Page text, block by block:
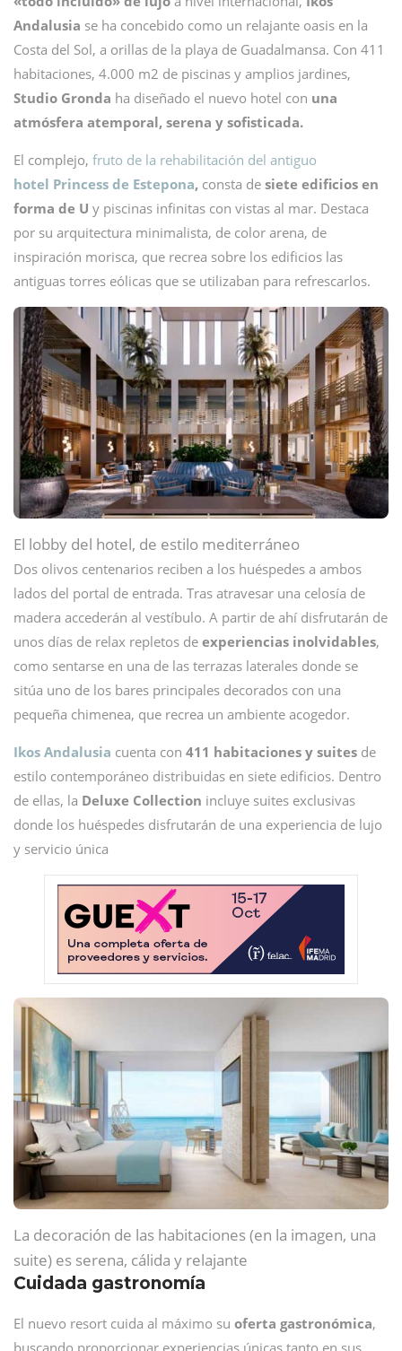
Andalusia se ha concebido como un relajante oasis en la
Costa del Sol, a orillas de la playa de Guadalmansa. Con 411
habitaciones, 4.000 m2 de piscinas y amplios jardines,
Studio Gronda ha diseñado el nuevo hotel con una
atmósfera atemporal, serena y sofisticada.
El complejo, fruto de la rehabilitación del antiguo
hotel Princess de Estepona, consta de siete edificios en
forma de U y piscinas infinitas con vistas al mar. Destaca
por su arquitectura minimalista, de color arena, de
inspiración morisca, que recrea sobre los edificios las
antiguas torres eólicas que se utilizaban para refrescarlos.
El lobby del hotel, de estilo mediterráneo
Dos olivos centenarios reciben a los huéspedes a ambos
lados del portal de entrada. Tras atravesar una celosía de
madera accederán al vestíbulo. A partir de ahí disfrutarán de
unos días de relax repletos de experiencias inolvidables,
como sentarse en una de las terrazas laterales donde se
sitúa uno de los bares principales decorados con una
pequeña chimenea, que recrea un ambiente acogedor.
Ikos Andalusia cuenta con 411 habitaciones y suites de
estilo contemporáneo distribuidas en siete edificios. Dentro
de ellas, la Deluxe Collection incluye suites exclusivas
donde los huéspedes disfrutarán de una experiencia de lujo
y servicio única
La decoración de las habitaciones (en la imagen, una
suite) es serena, cálida y relajante
Cuidada gastronomía
El nuevo resort cuida al máximo su oferta gastronómica,
buscando proporcionar experiencias únicas tanto en sus